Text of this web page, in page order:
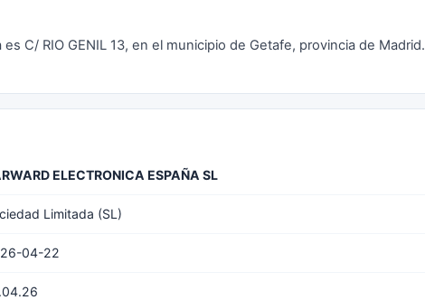
C/ RIO GENIL 13, en el municipio de Getafe, provincia de Madrid.
ELECTRONICA ESPAÑA SL
Limitada (SL)
04-22